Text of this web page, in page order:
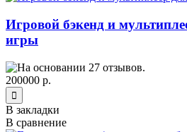
Игровой бэкенд и
игры
200000 р.
В закладки
В сравнение